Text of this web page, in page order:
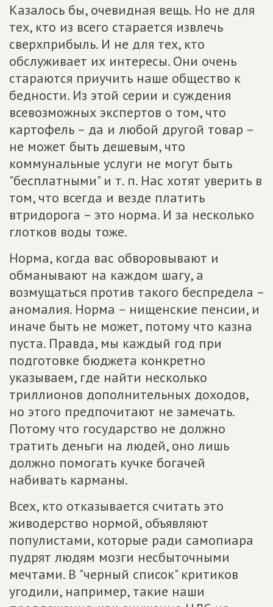
Казалось бы, очевидная вещь. Но не для
тех, кто из всего старается извлечь
сверхприбыль. И не для тех, кто
обслуживает их интересы. Они очень
стараются приучить наше общество к
бедности. Из этой серии и суждения
всевозможных экспертов о том, что
картофель – да и любой другой товар –
не может быть дешевым, что
коммунальные услуги не могут быть
"бесплатными" и т. п. Нас хотят уверить в
том, что всегда и везде платить
втридорога – это норма. И за несколько
глотков воды тоже.
Норма, когда вас обворовывают и
обманывают на каждом шагу, а
возмущаться против такого беспредела –
аномалия. Норма – нищенские пенсии, и
иначе быть не может, потому что казна
пуста. Правда, мы каждый год при
подготовке бюджета конкретно
указываем, где найти несколько
триллионов дополнительных доходов,
но этого предпочитают не замечать.
Потому что государство не должно
тратить деньги на людей, оно лишь
должно помогать кучке богачей
набивать карманы.
Всех, кто отказывается считать это
живодерство нормой, объявляют
популистами, которые ради самопиара
пудрят людям мозги несбыточными
мечтами. В "черный список" критиков
угодили, например, такие наши